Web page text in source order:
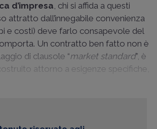
d’impresa, chi si affida a questi
attratto dall’innegabile convenienza
e costi) deve farlo consapevole del
Un contratto ben fatto non è
di clausole “market standard”, è
attorno a esigenze specifiche,